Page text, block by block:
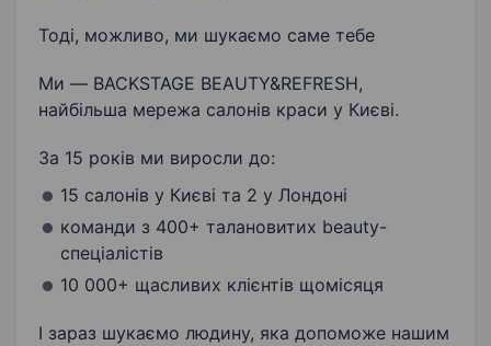
Тоді, можливо, ми шукаємо саме тебе
Ми — BACKSTAGE BEAUTY&REFRESH,
найбільша мережа салонів краси у Києві.
За 15 років ми виросли до:
15 салонів у Києві та 2 у Лондоні
команди з 400+ талановитих beauty-
спеціалістів
10 000+ щасливих клієнтів щомісяця
І зараз шукаємо людину, яка допоможе нашим